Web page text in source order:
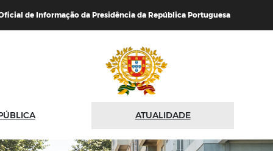
de Informação da Presidência da República Portuguesa
ATUALIDADE